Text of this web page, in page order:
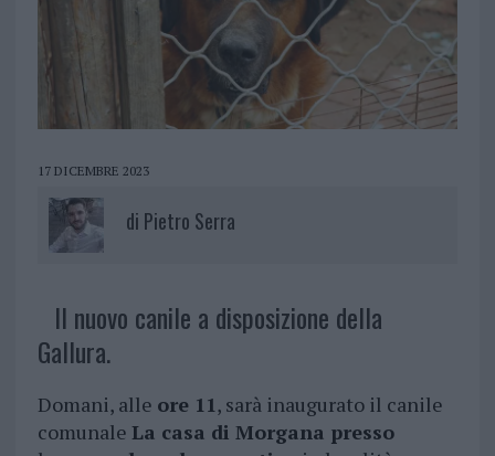
17 DICEMBRE 2023
di Pietro Serra
Il nuovo canile a disposizione della
Gallura.
Domani, alle ore 11, sarà inaugurato il canile
comunale La casa di Morgana presso